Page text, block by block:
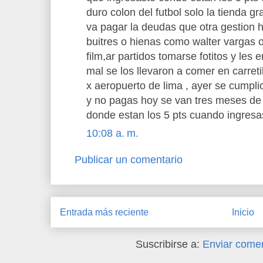
duro colon del futbol solo la tienda
va pagar la deudas que otra gestion
buitres o hienas como walter vargas
film,ar partidos tomarse fotitos y les
mal se los llevaron a comer en
x aeropuerto de lima , ayer se
y no pagas hoy se van tres meses
donde estan los 5 pts cuando
10:08 a. m.
Publicar un comentario
Entrada más reciente Inicio
Suscribirse a: Enviar